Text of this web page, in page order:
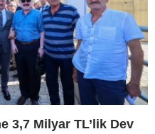
3,7 Milyar TL’lik Dev